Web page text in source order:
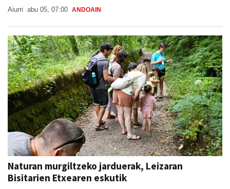
Aiurri abu 05, 07:00 ANDOAIN
Naturan murgiltzeko jarduerak, Leizaran
Bisitarien Etxearen eskutik